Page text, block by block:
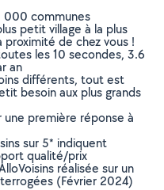
000 communes
petit village à la plus
de chez vous !
les 10 secondes, 3.6
an
différents, tout est
besoin aux plus grands
une première réponse à
sur 5* indiquent
qualité/prix
réalisée sur un
(Février 2024)